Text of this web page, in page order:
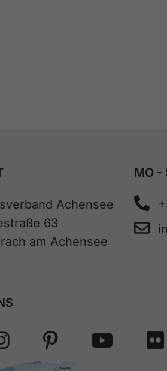
Achensee
63
am Achensee
MO -